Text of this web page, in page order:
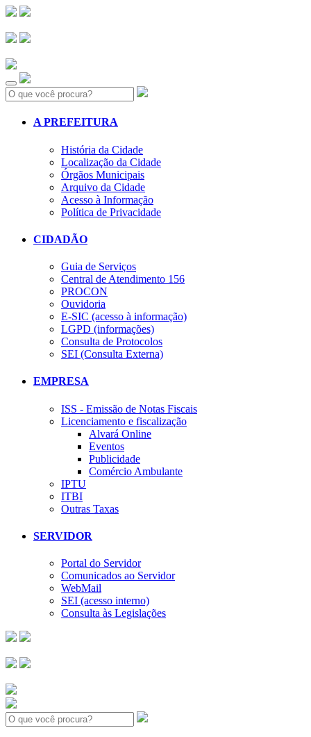
Search:
A PREFEITURA
História da Cidade
Localização da Cidade
Órgãos Municipais
Arquivo da Cidade
Acesso à Informação
Política de Privacidade
CIDADÃO
Guia de Serviços
Central de Atendimento 156
PROCON
Ouvidoria
E-SIC (acesso à informação)
LGPD (informações)
Consulta de Protocolos
SEI (Consulta Externa)
EMPRESA
ISS - Emissão de Notas Fiscais
Licenciamento e fiscalização
Alvará Online
Eventos
Publicidade
Comércio Ambulante
IPTU
ITBI
Outras Taxas
SERVIDOR
Portal do Servidor
Comunicados ao Servidor
WebMail
SEI (acesso interno)
Consulta às Legislações
Search: